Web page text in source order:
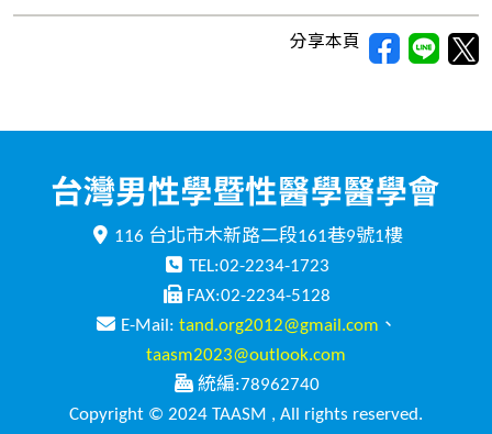
分享本頁
116 台北市木新路二段161巷9號1樓
TEL:02-2234-1723
FAX:02-2234-5128
E-Mail: tand.org2012@gmail.com 、
taasm2023@outlook.com
統編:78962740
Copyright © 2024 TAASM , All rights reserved.